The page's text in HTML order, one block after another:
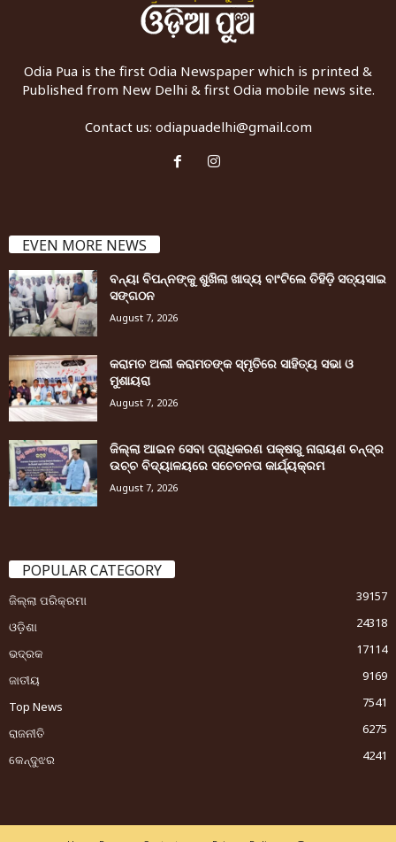
Odia Pua is the first Odia Newspaper which is printed &
Published from New Delhi & first Odia mobile news site.
Contact us: odiapuadelhi@gmail.com
EVEN MORE NEWS
ବନ୍ୟା ବିପନ୍ନଙ୍କୁ ଶୁଖିଲା ଖାଦ୍ୟ ବାଂଟିଲେ ତିହିଡି଼ ସତ୍ୟସାଇ
ସଙ୍ଗଠନ
August 7, 2026
କରାମତ ଅଲୀ କରାମତଙ୍କ ସ୍ମୃତିରେ ସାହିତ୍ୟ ସଭା ଓ
ମୁଶାୟରା
August 7, 2026
ଜିଲ୍ଲା ଆଇନ ସେବା ପ୍ରାଧିକରଣ ପକ୍ଷରୁ ନାରାୟଣ ଚନ୍ଦ୍ର
ଉଚ୍ଚ ବିଦ୍ୟାଳୟରେ ସଚେତନତା କାର୍ଯ୍ୟକ୍ରମ
August 7, 2026
POPULAR CATEGORY
ଜିଲ୍ଲା ପରିକ୍ରମା
39157
ଓଡ଼ିଶା
24318
ଭଦ୍ରକ
17114
ଜାତୀୟ
9169
Top News
7541
ରାଜନୀତି
6275
କେନ୍ଦୁଝର
4241